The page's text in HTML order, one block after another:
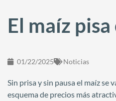
El maíz
01/22/2025 Noticias
Sin prisa y sin pausa el maíz se
esquema de precios más